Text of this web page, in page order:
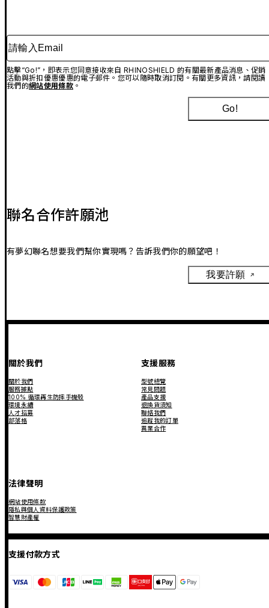
請輸入Email
點擊“Go!”，即表示您同意接收來自 RHINOSHIELD 的有關最新產品消息、促銷
活動與折扣優惠優惠的電子郵件。您可以隨時取消訂閱。有關更多資訊，請閱讀
我們的網站使用條款。
Go!
聯名合作許願池
有夢幻聯名想要我們幫你實現嗎？告訴我們你的願望吧！
我要許願
關於我們
關於我們
服務據點
100% 循環再生防摔手機殼
環境永續
人才招募
部落格
支援服務
型號總覽
常見問題
產品支援
退換貨須知
聯絡我們
追蹤我的訂單
異業合作
法律聲明
網站使用條款
隱私與個人資料保護政策
智慧財產權
支援付款方式